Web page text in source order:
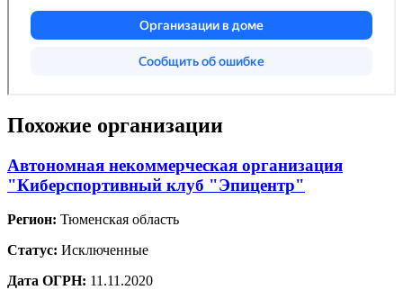
Похожие организации
Автономная некоммерческая организация
"Киберспортивный клуб "Эпицентр"
Регион: Тюменская область
Статус: Исключенные
Дата ОГРН: 11.11.2020